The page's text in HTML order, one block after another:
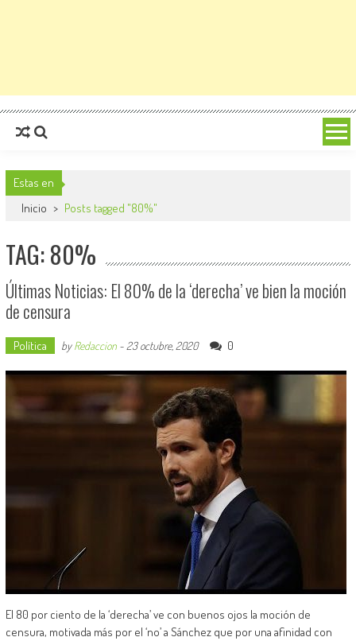
Estas en
Inicio > Posts tagged "80%"
TAG: 80%
Últimas Noticias: El 80% de la ‘derecha’ ve bien la moción
de censura
Política byRedaccion- 23 octubre, 2020 0
El 80 por ciento de la ‘derecha’ ve con buenos ojos la moción de
censura, motivada más por el ‘no’ a Sánchez que por una afinidad con